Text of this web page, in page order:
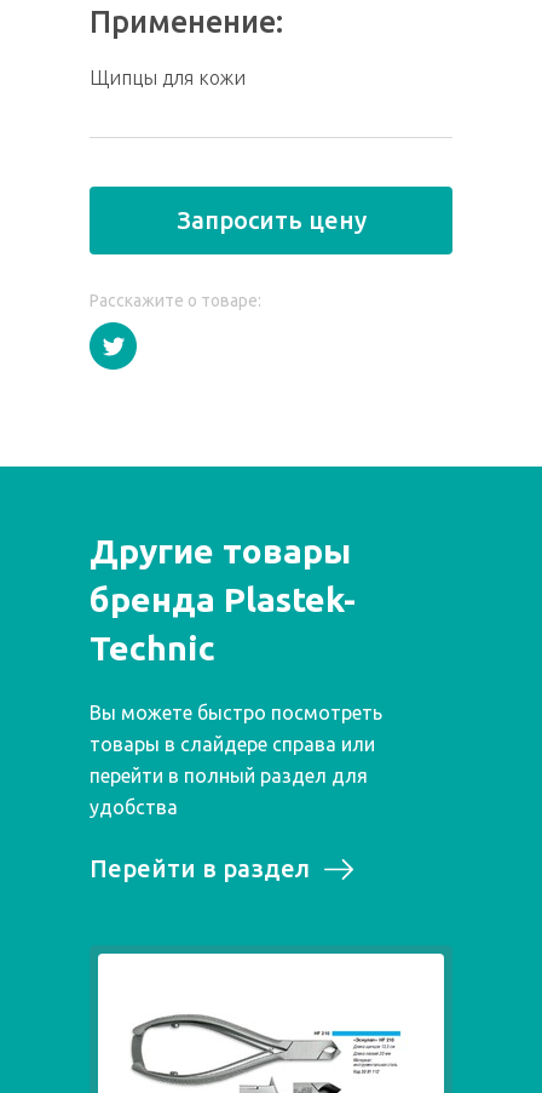
Применение:
Щипцы для кожи
Запросить цену
Расскажите о товаре:
Другие товары
бренда Plastek-
Technic
Вы можете быстро посмотреть
товары в слайдере справа или
перейти в полный раздел для
удобства
Перейти в раздел